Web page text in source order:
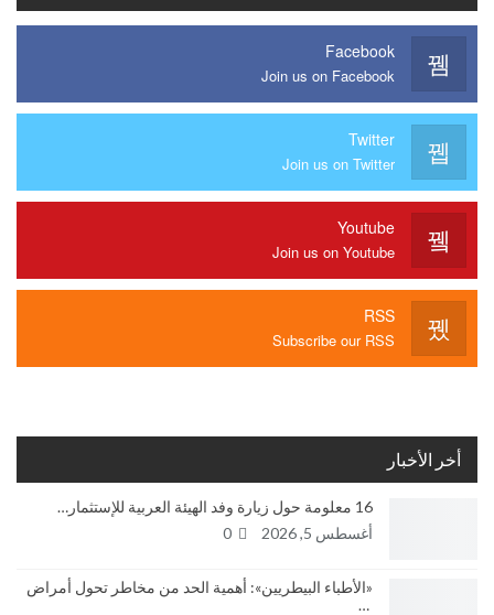
Facebook
Join us on Facebook
Twitter
Join us on Twitter
Youtube
Join us on Youtube
RSS
Subscribe our RSS
أخر الأخبار
16 معلومة حول زيارة وفد الهيئة العربية للإستثمار…
أغسطس 5, 2026
«الأطباء البيطريين»: أهمية الحد من مخاطر تحول أمراض
…